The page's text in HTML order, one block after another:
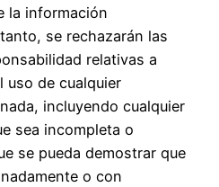
la información
se rechazarán las
relativas a
uso de cualquier
incluyendo cualquier
sea incompleta o
se pueda demostrar que
o con